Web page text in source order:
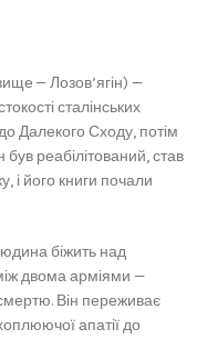
— Лозов’ягін) —
сталінських
Далекого Сходу, потім
був реабілітований, став
і його книги почали
біжить над
двома арміями —
Він переживає
апатії до